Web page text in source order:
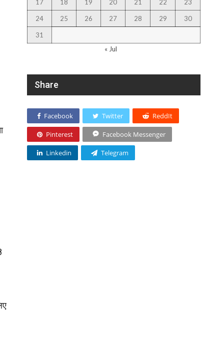
17 18 19 20 21 22 23
24 25 26 27 28 29 30
31
« Jul
Share
Facebook Twitter ReddIt
Pinterest Facebook Messenger
Linkedin Telegram